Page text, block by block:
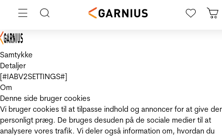
Samtykke
Detaljer
[#IABV2SETTINGS#]
Om
Denne side bruger cookies
Vi bruger cookies til at tilpasse indhold og annoncer for at give
personligt præg. De bruges desuden på de sociale medier til at
analysere vores trafik. Vi deler også information om, hvordan du